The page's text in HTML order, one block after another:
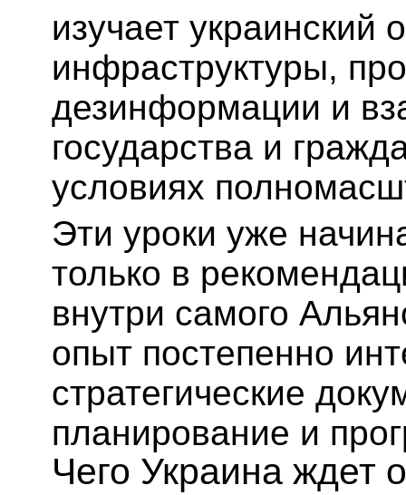
изучает украинский
инфраструктуры,
дезинформации и
государства и
условиях
Эти уроки уже
только в
внутри самого
опыт постепенно
стратегические
планирование и
Чего Украина ждет